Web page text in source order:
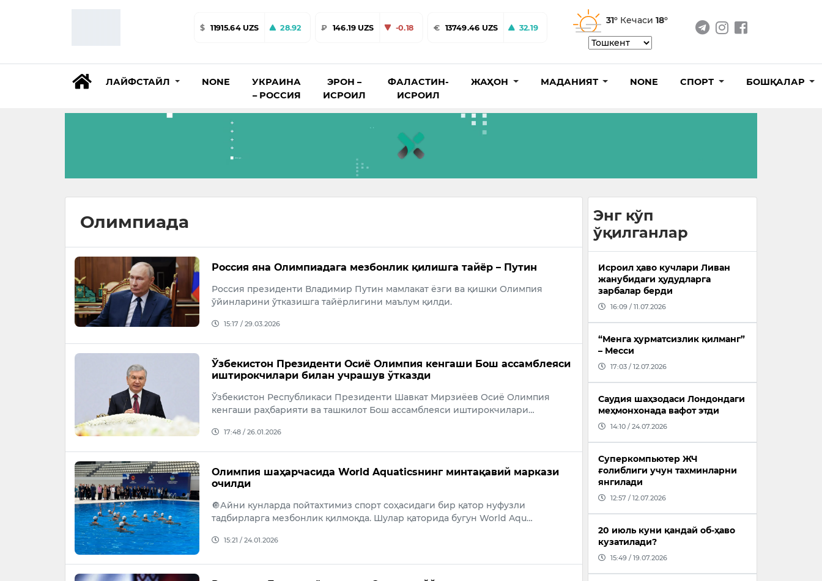
$ 11915.64 UZS 28.92 ₽ 146.19 UZS -0.18 € 13749.46 UZS 32.19
31° Кечаси 18°
ЛАЙФСТАЙЛ NONE
УКРАИНА
– РОССИЯ
ЭРОН –
ИСРОИЛ
ФАЛАСТИН-
ИСРОИЛ
ЖАҲОН МАДАНИЯТ NONE СПОРТ БОШҚАЛАР
Олимпиада
Россия яна Олимпиадага мезбонлик қилишга тайёр – Путин
Россия президенти Владимир Путин мамлакат ёзги ва қишки Олимпия
ўйинларини ўтказишга тайёрлигини маълум қилди.
15:17 / 29.03.2026
Ўзбекистон Президенти Осиё Олимпия кенгаши Бош ассамблеяси
иштирокчилари билан учрашув ўтказди
Ўзбекистон Республикаси Президенти Шавкат Мирзиёев Осиё Олимпия
кенгаши раҳбарияти ва ташкилот Бош ассамблеяси иштирокчилари…
17:48 / 26.01.2026
Олимпия шаҳарчасида World Aquaticsнинг минтақавий маркази
очилди
🔘Айни кунларда пойтахтимиз спорт соҳасидаги бир қатор нуфузли
тадбирларга мезбонлик қилмоқда. Шулар қаторида бугун World Aqu…
15:21 / 24.01.2026
Энг кўп
ўқилганлар
Исроил ҳаво кучлари Ливан
жанубидаги ҳудудларга
зарбалар берди
16:09 / 11.07.2026
“Менга ҳурматсизлик қилманг”
– Месси
17:03 / 12.07.2026
Саудия шаҳзодаси Лондондаги
меҳмонхонада вафот этди
14:10 / 24.07.2026
Суперкомпьютер ЖЧ
ғолиблиги учун тахминларни
янгилади
12:57 / 12.07.2026
20 июль куни қандай об-ҳаво
кузатилади?
15:49 / 19.07.2026